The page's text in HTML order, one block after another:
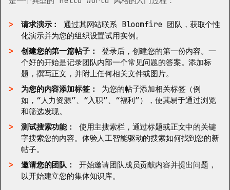
请求演示：
通过其网站联系 Bloomfire 团队，获取个性
化演示并为您的组织设置试用实例。
创建您的第一篇帖子：
登录后，创建您的第一份内容。一
个好的开始是记录团队内部一个常见问题的答案。添加标
题，撰写正文，并附上任何相关文件或图片。
为您的内容添加标签：
为您的帖子添加相关标签（例
如，“人力资源”、“入职”、“福利”），使其易于通过浏览
和筛选发现。
测试搜索功能：
使用主搜索栏，通过标题或正文中的关键
字搜索您的内容。体验人工智能驱动的搜索如何找到您的新
帖子。
邀请您的团队：
开始邀请团队成员贡献内容并提出问题，
以开始建立您的集体知识库。